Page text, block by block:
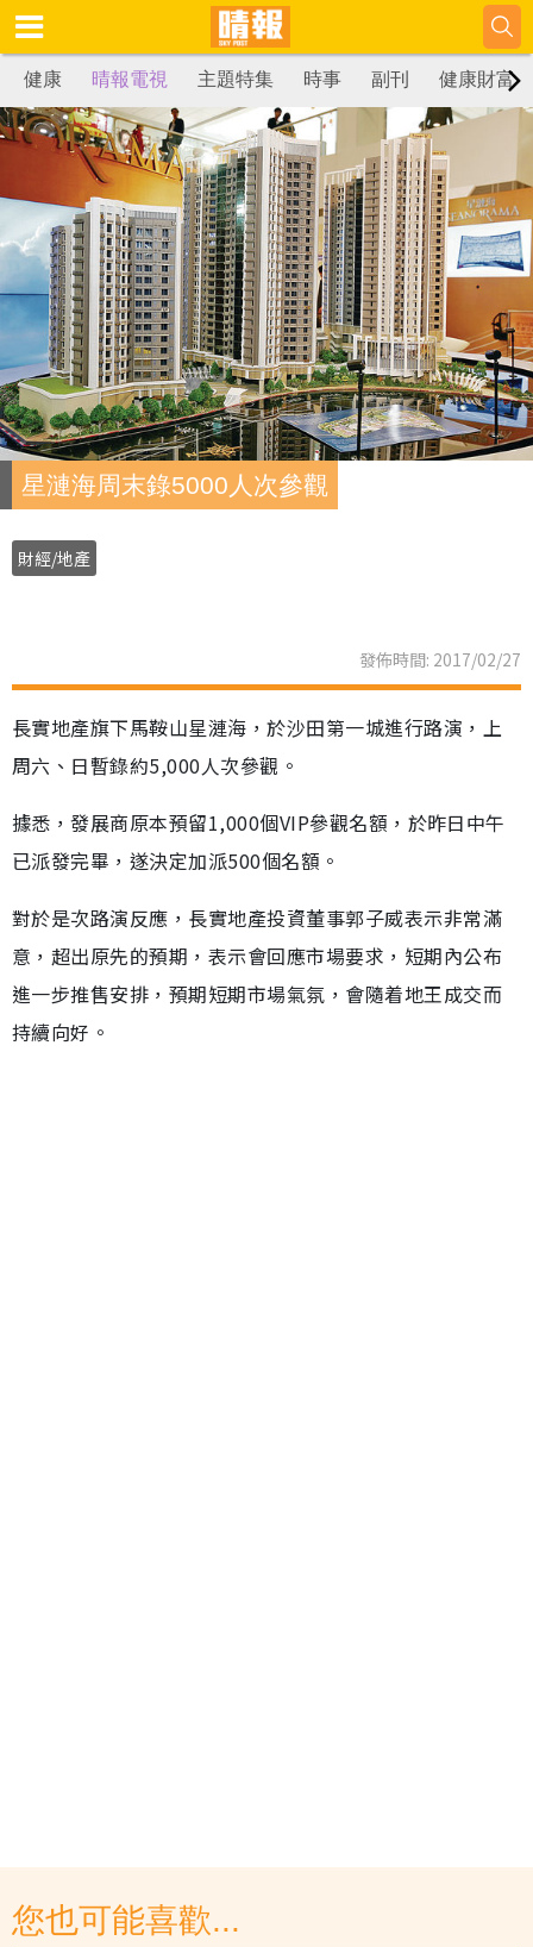
健康 晴報電視 主題特集 時事 副刊 健康財富
星漣海周末錄5000人次參觀
財經/地產
發佈時間: 2017/02/27
長實地產旗下馬鞍山星漣海，於沙田第一城進行路演，上
周六、日暫錄約5,000人次參觀。
據悉，發展商原本預留1,000個VIP參觀名額，於昨日中午
已派發完畢，遂決定加派500個名額。
對於是次路演反應，長實地產投資董事郭子威表示非常滿
意，超出原先的預期，表示會回應市場要求，短期內公布
進一步推售安排，預期短期市場氣氛，會隨着地王成交而
持續向好。
您也可能喜歡...